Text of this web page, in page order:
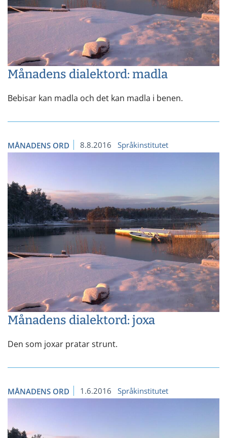
Månadens dialektord: madla
Bebisar kan madla och det kan madla i benen.
MÅNADENS ORD 8.8.2016 Språkinstitutet
Månadens dialektord: joxa
Den som joxar pratar strunt.
MÅNADENS ORD 1.6.2016 Språkinstitutet